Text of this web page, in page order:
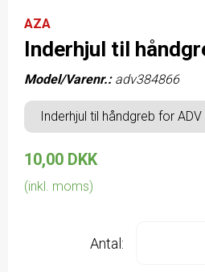
AZA
Inderhjul til
Model/Varenr.: adv384866
Inderhjul til håndgreb for ADV
10,00 DKK
(inkl. moms)
Antal: